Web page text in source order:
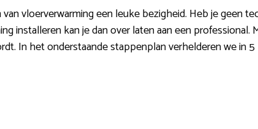
vloerverwarming een leuke bezigheid. Heb je geen
installeren kan je dan over laten aan een professional.
In het onderstaande stappenplan verhelderen we in